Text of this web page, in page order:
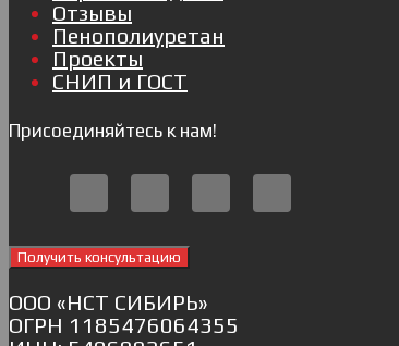
Отзывы
Пенополиуретан
Проекты
СНИП и ГОСТ
Присоединяйтесь к нам!
Получить консультацию
ОOO «НСТ СИБИРЬ»
ОГРН 1185476064355